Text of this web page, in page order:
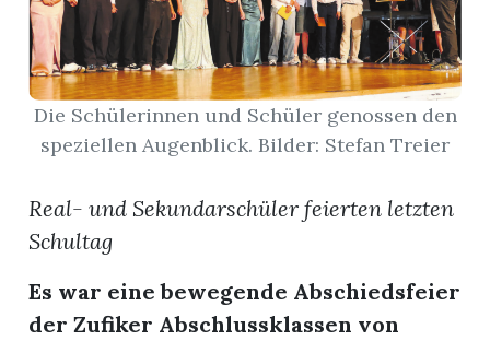
Newsletter
App
Die Schülerinnen und Schüler genossen den
speziellen Augenblick. Bilder: Stefan Treier
Real- und Sekundarschüler feierten letzten
Schultag
Es war eine bewegende Abschiedsfeier
der Zufiker Abschlussklassen von